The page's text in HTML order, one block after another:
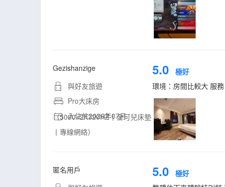
Gezishanzige
與好友旅遊
Pro大床房
（5060+2K320HZ丨金可兒床墊
丨專線網絡）
入住於2026年07月
5.0 極好
環境：房間比較大 服
匿名用戶
5.0 極好